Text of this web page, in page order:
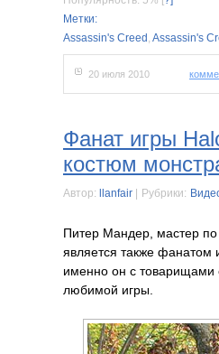
Метки:
Assassin's Creed , Assassin's
20 июля 2010
Фанат игры
костюм
Автор: llanfair Рубрики:
Питер Мандер, мастер
является также фанатом
именно он с товарищами
любимой игры.